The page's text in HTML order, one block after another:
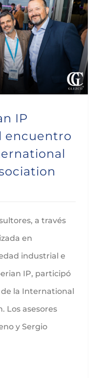
IP
encuentro
a través
en
industrial e
IP, participó
la International
Los asesores
y Sergio